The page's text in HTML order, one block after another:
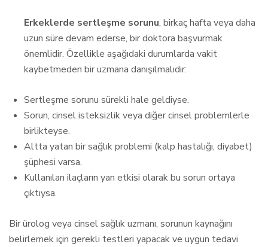
Erkeklerde sertleşme sorunu, birkaç hafta veya daha
uzun süre devam ederse, bir doktora başvurmak
önemlidir. Özellikle aşağıdaki durumlarda vakit
kaybetmeden bir uzmana danışılmalıdır:
Sertleşme sorunu sürekli hale geldiyse.
Sorun, cinsel isteksizlik veya diğer cinsel problemlerle
birlikteyse.
Altta yatan bir sağlık problemi (kalp hastalığı, diyabet)
şüphesi varsa.
Kullanılan ilaçların yan etkisi olarak bu sorun ortaya
çıktıysa.
Bir ürolog veya cinsel sağlık uzmanı, sorunun kaynağını
belirlemek için gerekli testleri yapacak ve uygun tedavi